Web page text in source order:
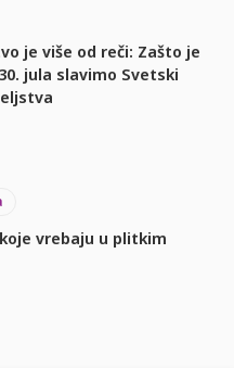
je više od reči: Zašto je
jula slavimo Svetski
vrebaju u plitkim